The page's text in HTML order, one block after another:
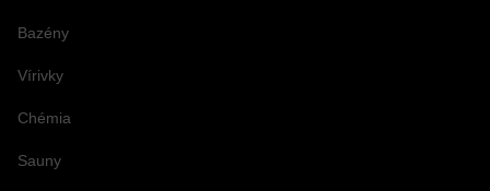
Bazény
Vírivky
Chémia
Sauny